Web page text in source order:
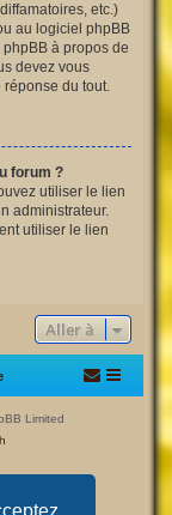
etc.)
au logiciel phpBB
à propos de
devez vous
du tout.
forum ?
utiliser le lien
administrateur.
utiliser le lien
Aller à
Limited